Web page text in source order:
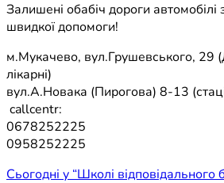
Залишені обабіч дороги
швидкої допомоги!
м.Мукачево, вул.Грушевського, 29
лікарні)
вул.А.Новака (Пирогова) 8-13
callcentr:
0678252225
0958252225
Навігація
Сьогодні у “Школі відповідального